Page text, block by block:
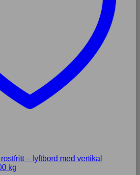
– lyftbord med vertikal
kg